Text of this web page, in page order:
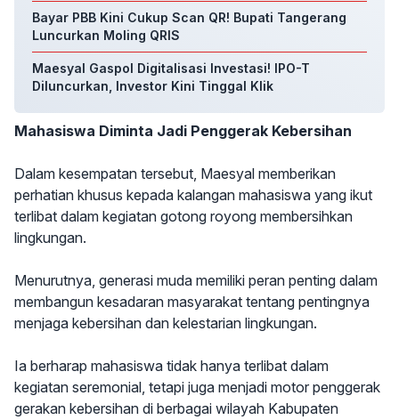
Bayar PBB Kini Cukup Scan QR! Bupati Tangerang
Luncurkan Moling QRIS
Maesyal Gaspol Digitalisasi Investasi! IPO-T
Diluncurkan, Investor Kini Tinggal Klik
Mahasiswa Diminta Jadi Penggerak Kebersihan
Dalam kesempatan tersebut, Maesyal memberikan
perhatian khusus kepada kalangan mahasiswa yang ikut
terlibat dalam kegiatan gotong royong membersihkan
lingkungan.
Menurutnya, generasi muda memiliki peran penting dalam
membangun kesadaran masyarakat tentang pentingnya
menjaga kebersihan dan kelestarian lingkungan.
Ia berharap mahasiswa tidak hanya terlibat dalam
kegiatan seremonial, tetapi juga menjadi motor penggerak
gerakan kebersihan di berbagai wilayah Kabupaten